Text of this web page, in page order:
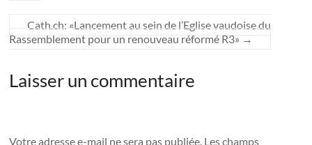
Cath.ch: «Lancement au sein de l’Eglise vaudoise du
Rassemblement pour un renouveau réformé R3» →
Laisser un commentaire
Votre adresse e-mail ne sera pas publiée. Les champs